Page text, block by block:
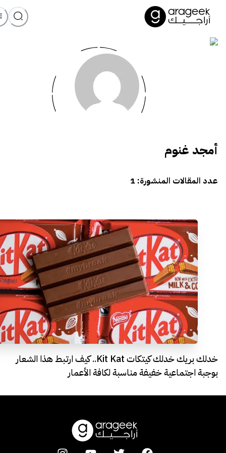
أمجد غنوم
عدد المقالات المنشورة: 1
خدلك بريك خدلك كيتكات Kit Kat.. كيف ارتبط هذا الشعار
بوجبة اجتماعية خفيفة مناسبة لكافة الأعمار